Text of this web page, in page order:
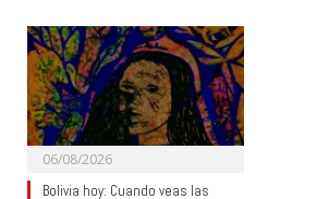
06/08/2026
Bolivia hoy: Cuando veas las